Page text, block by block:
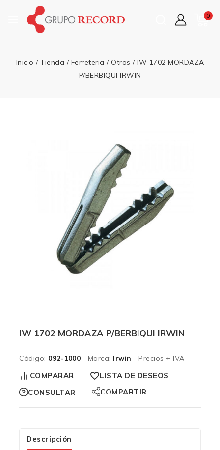
0
Inicio / Tienda / Ferreteria / Otros / IW 1702 MORDAZA
P/BERBIQUI IRWIN
IW 1702 MORDAZA P/BERBIQUI IRWIN
Código: 092-1000 Marca: Irwin Precios + IVA
COMPARAR
LISTA DE DESEOS
CONSULTAR
COMPARTIR
Descripción